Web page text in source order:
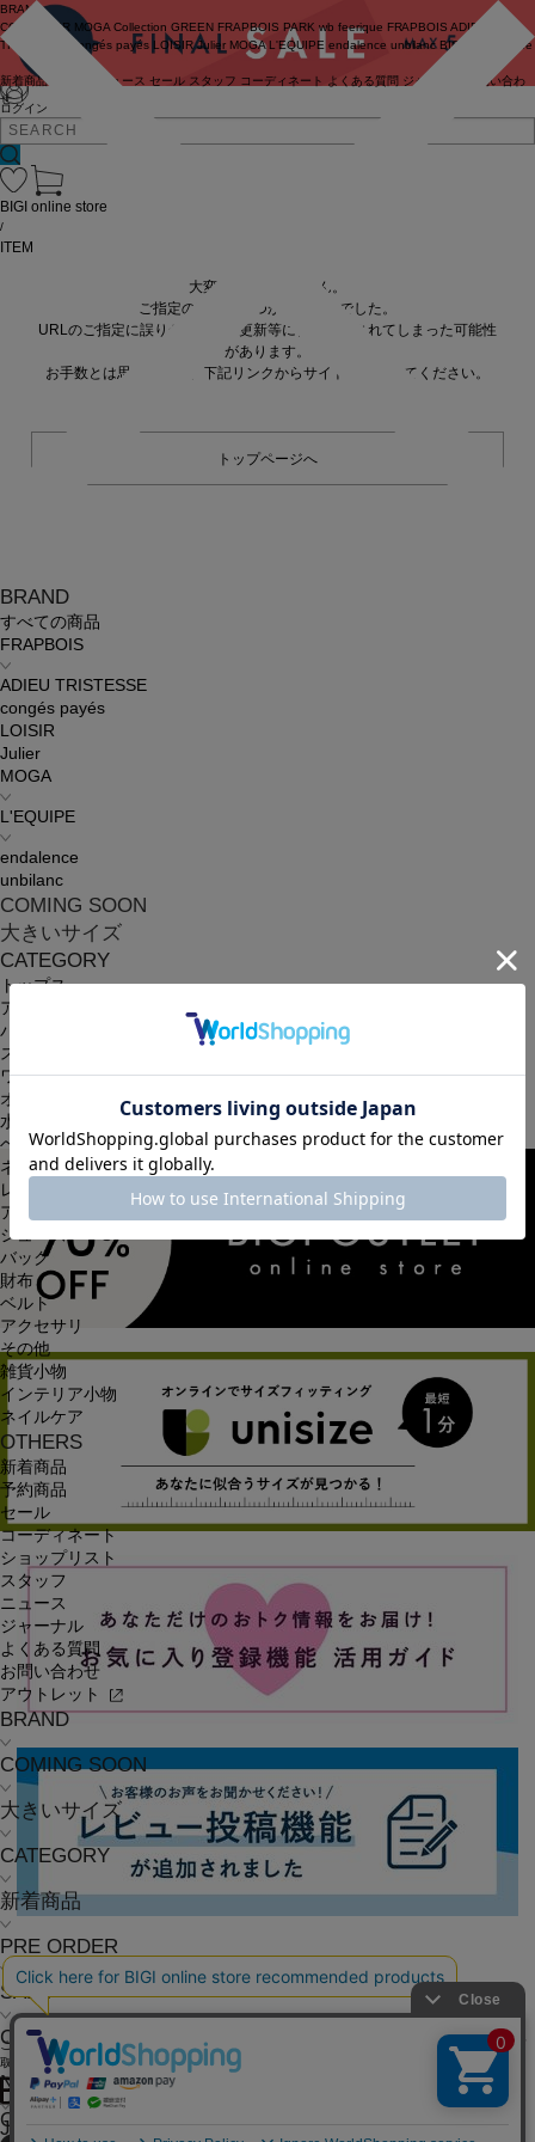
ログイン
BRAND
COUTURIER MOGA Collection GREEN FRAPBOIS PARK wb feerique FRAPBOIS ADIEU
TRISTESSE
congés payés LOISIR Julier MOGA L'EQUIPE endalence unbilanc BIGI online store
新着商品 ニュース セール スタッフ コーディネート よくある質問 ジャーナル
お問い合わ
せ
BRAND
すべての商品
FRAPBOIS
ADIEU TRISTESSE
congés payés
LOISIR
Julier
MOGA
L'EQUIPE
endalence
unbilanc
COMING SOON
大きいサイズ
CATEGORY
トップス
アウター
パンツ
スカート
ワンピース
オールインワン・サロペット
水着
ヘッドウェア
ネックウェア
レッグウェア
アンダーウェア
シューズ
バッグ
財布
ベルト
アクセサリ
その他
雑貨小物
インテリア小物
ネイルケア
OTHERS
新着商品
予約商品
セール
コーディネート
ショップリスト
スタッフ
ニュース
ジャーナル
よくある質問
お問い合わせ
アウトレット
BRAND
COMING SOON
大きいサイズ
CATEGORY
新着商品
PRE ORDER
SALE
COORDINATE
NEWS
JOURNAL
BIGI online store
/
ITEM
大変申し訳ありません。
ご指定の商品が見つかりませんでした。
URLのご指定に誤りがあるか、更新等に伴い削除されてしまった可能性
があります。
お手数とは思いますが、下記リンクからサイトへ移動してください。
トップページへ
ご利用ガイド よくある質問 お問い合わせ 会社概要 個人情報保護方針
特定商
取引法に基づく表記
OFFICIAL SNS